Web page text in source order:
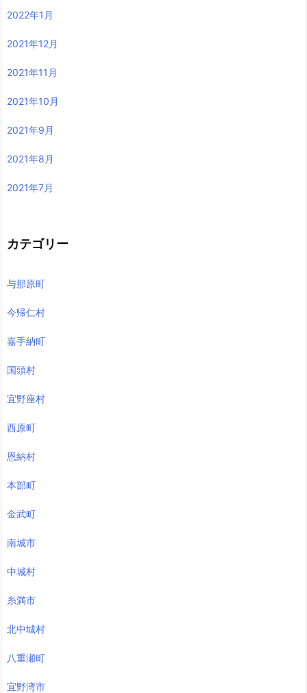
2022年1月
2021年12月
2021年11月
2021年10月
2021年9月
2021年8月
2021年7月
カテゴリー
与那原町
今帰仁村
嘉手納町
国頭村
宜野座村
西原町
恩納村
本部町
金武町
南城市
中城村
糸満市
北中城村
八重瀬町
宜野湾市